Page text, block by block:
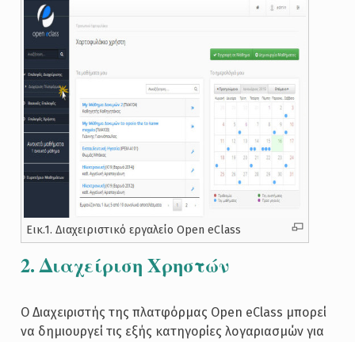
Εικ.1. Διαχειριστικό εργαλείο Open eClass
2. Διαχείριση Χρηστών
Ο Διαχειριστής της πλατφόρμας Open eClass μπορεί
να δημιουργεί τις εξής κατηγορίες λογαριασμών για